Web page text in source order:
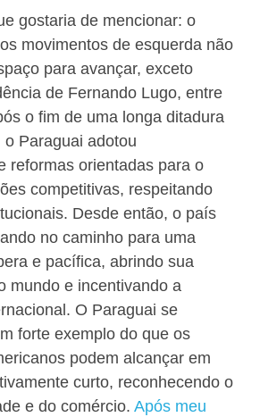
gostaria de mencionar: o
movimentos de esquerda não
para avançar, exceto
de Fernando Lugo, entre
o fim de uma longa ditadura
Paraguai adotou
reformas orientadas para o
competitivas, respeitando
Desde então, o país
no caminho para uma
e pacífica, abrindo sua
mundo e incentivando a
O Paraguai se
forte exemplo do que os
podem alcançar em
curto, reconhecendo o
e do comércio. Após meu